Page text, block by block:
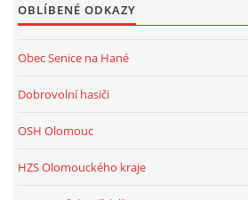
OBLÍBENÉ ODKAZY
Obec Senice na Hané
Dobrovolní hasiči
OSH Olomouc
HZS Olomouckého kraje